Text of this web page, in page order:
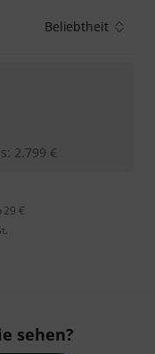
Beliebtheit
: 2.799 €
29 €
sehen?